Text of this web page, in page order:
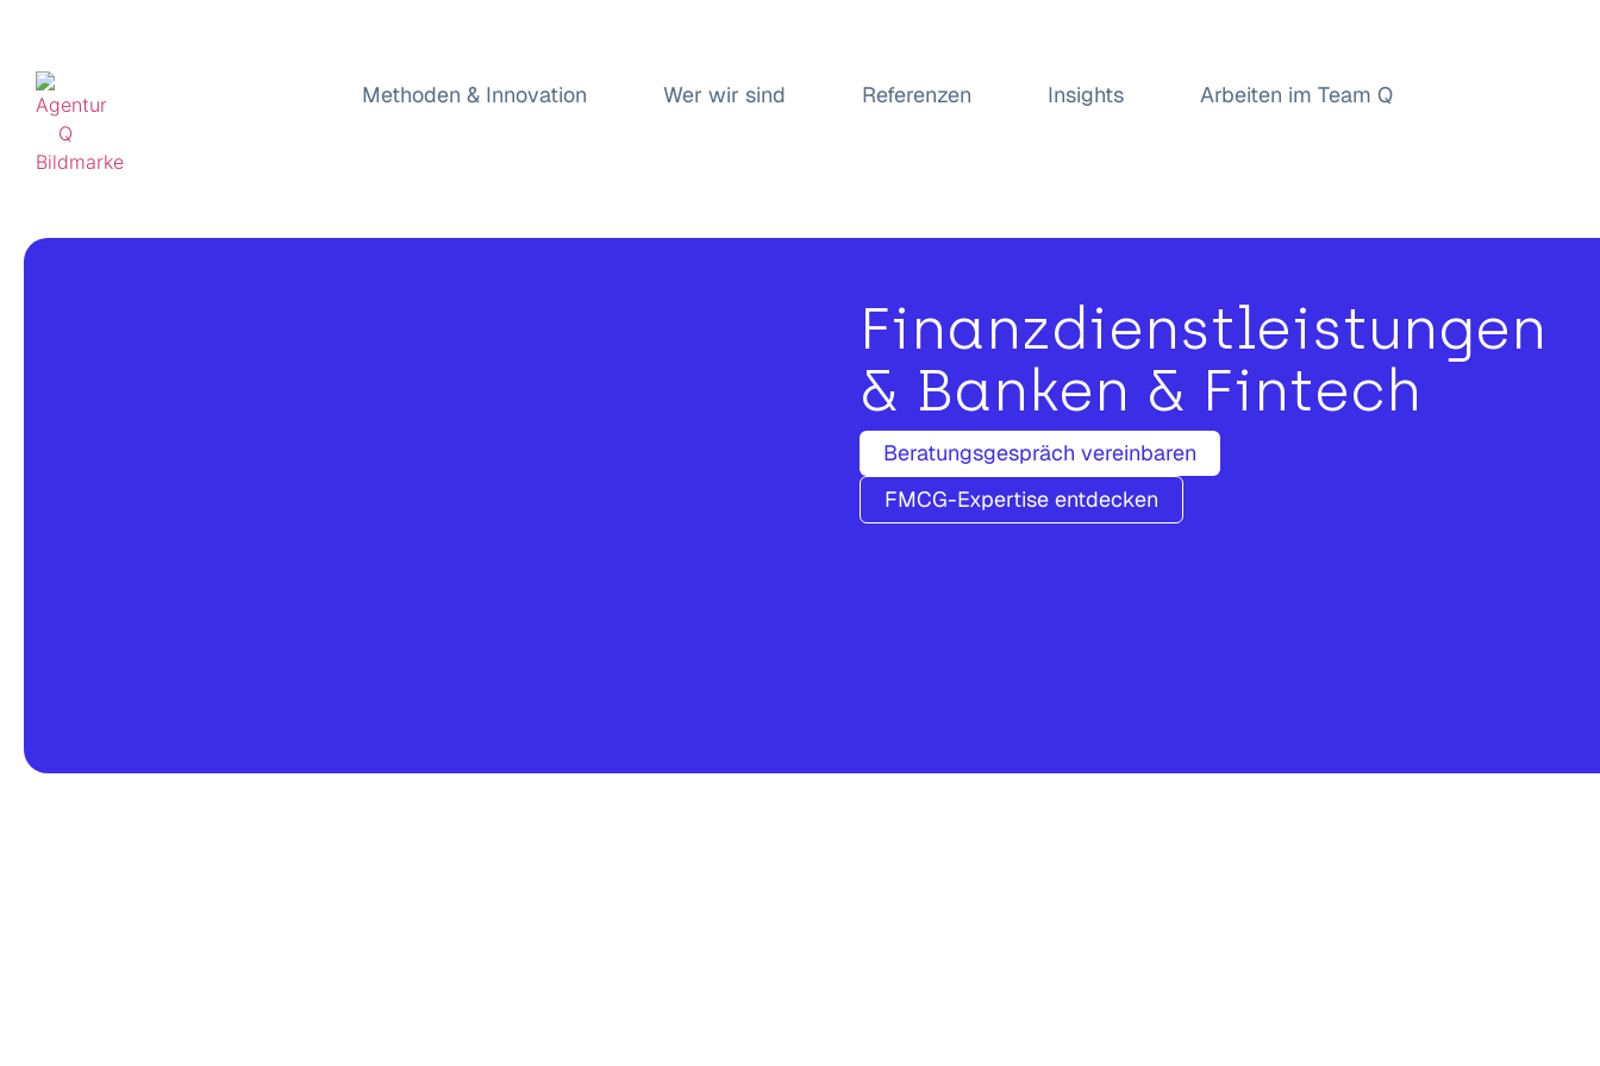
Methoden & Innovation Wer wir sind Referenzen Insights Arbeiten im Team Q
Finanzdienstleistungen
& Banken & Fintech
Beratungsgespräch vereinbaren
FMCG-Expertise entdecken